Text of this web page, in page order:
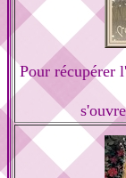
Pour récupérer